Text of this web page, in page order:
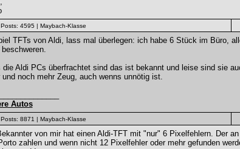
Posts: 4595 | Maybach-Klasse
TFTs von Aldi, lass mal überlegen: ich habe 6 Stück im Büro,
die Aldi PCs überfrachtet sind das ist bekannt und leise sind sie
und noch mehr Zeug, auch wenns unnötig ist.
Autos
Posts: 8871 | Maybach-Klasse
von mir hat einen Aldi-TFT mit "nur" 6 Pixelfehlern. Der
zahlen und wenn nicht 12 Pixelfehler oder mehr gefunden